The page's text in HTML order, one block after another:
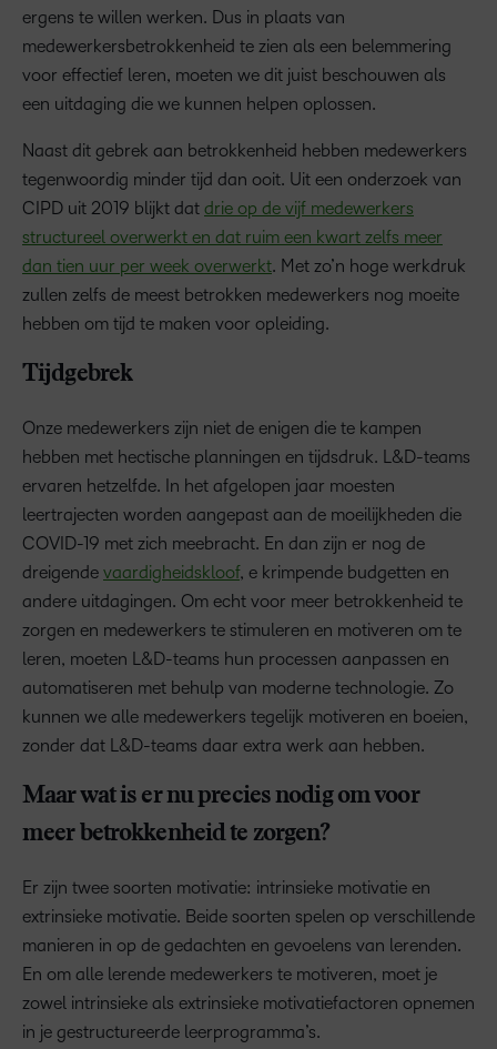
ergens te willen werken. Dus in plaats van
medewerkersbetrokkenheid te zien als een belemmering
voor effectief leren, moeten we dit juist beschouwen als
een uitdaging die we kunnen helpen oplossen.
Naast dit gebrek aan betrokkenheid hebben medewerkers
tegenwoordig minder tijd dan ooit. Uit een onderzoek van
CIPD uit 2019 blijkt dat drie op de vijf medewerkers
structureel overwerkt en dat ruim een kwart zelfs meer
dan tien uur per week overwerkt. Met zo’n hoge werkdruk
zullen zelfs de meest betrokken medewerkers nog moeite
hebben om tijd te maken voor opleiding.
Tijdgebrek
Onze medewerkers zijn niet de enigen die te kampen
hebben met hectische planningen en tijdsdruk. L&D-teams
ervaren hetzelfde. In het afgelopen jaar moesten
leertrajecten worden aangepast aan de moeilijkheden die
COVID-19 met zich meebracht. En dan zijn er nog de
dreigende vaardigheidskloof, e krimpende budgetten en
andere uitdagingen. Om echt voor meer betrokkenheid te
zorgen en medewerkers te stimuleren en motiveren om te
leren, moeten L&D-teams hun processen aanpassen en
automatiseren met behulp van moderne technologie. Zo
kunnen we alle medewerkers tegelijk motiveren en boeien,
zonder dat L&D-teams daar extra werk aan hebben.
Maar wat is er nu precies nodig om voor
meer betrokkenheid te zorgen?
Er zijn twee soorten motivatie: intrinsieke motivatie en
extrinsieke motivatie. Beide soorten spelen op verschillende
manieren in op de gedachten en gevoelens van lerenden.
En om alle lerende medewerkers te motiveren, moet je
zowel intrinsieke als extrinsieke motivatiefactoren opnemen
in je gestructureerde leerprogramma’s.